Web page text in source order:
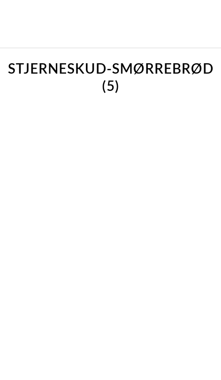
STJERNESKUD-SMØRREBRØD
(5)